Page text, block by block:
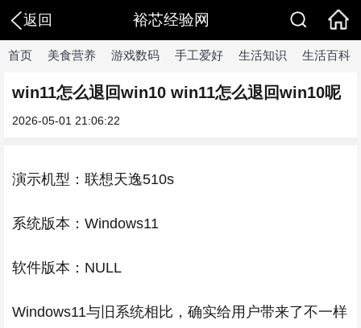
返回 裕芯经验网
首页 美食营养 游戏数码 手工爱好 生活知识 生活百科
win11怎么退回win10 win11怎么退回win10呢
2026-05-01 21:06:22
演示机型：联想天逸510s
系统版本：Windows11
软件版本：NULL
Windows11与旧系统相比，确实给用户带来了不一样